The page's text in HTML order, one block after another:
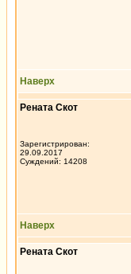
Наверх
Рената Скот
Зарегистрирован:
29.09.2017
Суждений: 14208
Наверх
Рената Скот